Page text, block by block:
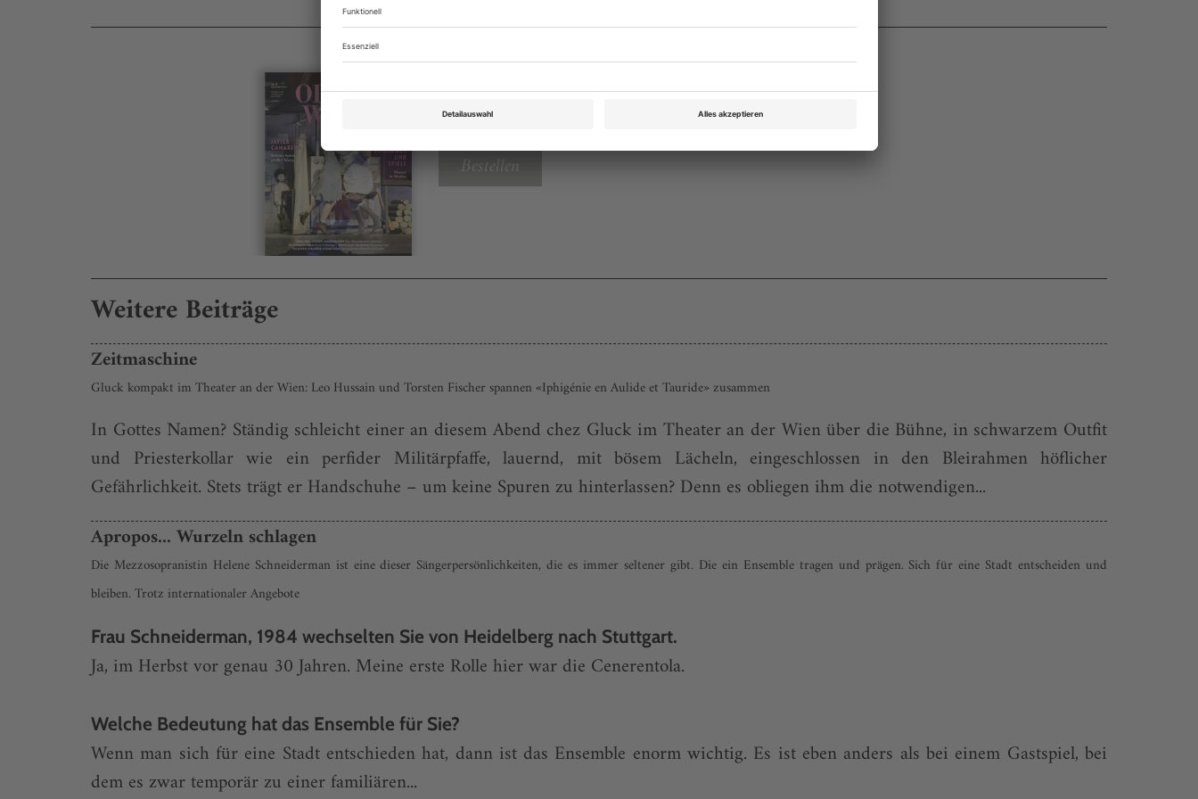
Rubrik: Magazin, Seite 77
von Heinz W. Koch
Bestellen
Weitere Beiträge
Zeitmaschine
Gluck kompakt im Theater an der Wien: Leo Hussain und Torsten Fischer spannen «Iphigénie en Aulide et Tauride» zusammen
In Gottes Namen? Ständig schleicht einer an diesem Abend chez Gluck im Theater an der Wien über die Bühne, in schwarzem Outfit
und Priesterkollar wie ein perfider Militärpfaffe, lauernd, mit bösem Lächeln, eingeschlossen in den Bleirahmen höflicher
Gefährlichkeit. Stets trägt er Handschuhe – um keine Spuren zu hinterlassen? Denn es obliegen ihm die notwendigen...
Apropos... Wurzeln schlagen
Die Mezzosopranistin Helene Schneiderman ist eine dieser Sängerpersönlichkeiten, die es immer seltener gibt. Die ein Ensemble tragen und prägen. Sich für eine Stadt entscheiden und
bleiben. Trotz internationaler Angebote
Frau Schneiderman, 1984 wechselten Sie von Heidelberg nach Stuttgart.
Ja, im Herbst vor genau 30 Jahren. Meine erste Rolle hier war die Cenerentola.
Welche Bedeutung hat das Ensemble für Sie?
Wenn man sich für eine Stadt entschieden hat, dann ist das Ensemble enorm wichtig. Es ist eben anders als bei einem Gastspiel, bei
dem es zwar temporär zu einer familiären...